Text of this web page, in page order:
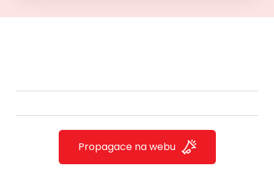
Propagace na webu